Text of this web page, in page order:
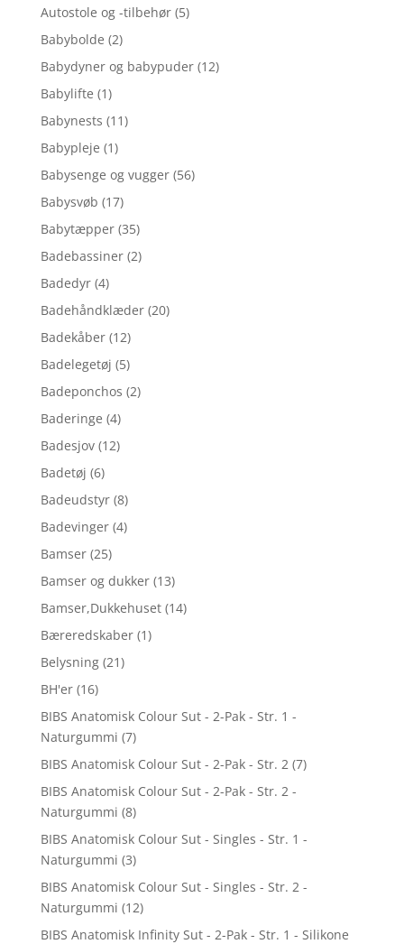
Autostole og -tilbehør (5)
Babybolde (2)
Babydyner og babypuder (12)
Babylifte (1)
Babynests (11)
Babypleje (1)
Babysenge og vugger (56)
Babysvøb (17)
Babytæpper (35)
Badebassiner (2)
Badedyr (4)
Badehåndklæder (20)
Badekåber (12)
Badelegetøj (5)
Badeponchos (2)
Baderinge (4)
Badesjov (12)
Badetøj (6)
Badeudstyr (8)
Badevinger (4)
Bamser (25)
Bamser og dukker (13)
Bamser,Dukkehuset (14)
Bæreredskaber (1)
Belysning (21)
BH'er (16)
BIBS Anatomisk Colour Sut - 2-Pak - Str. 1 -
Naturgummi (7)
BIBS Anatomisk Colour Sut - 2-Pak - Str. 2 (7)
BIBS Anatomisk Colour Sut - 2-Pak - Str. 2 -
Naturgummi (8)
BIBS Anatomisk Colour Sut - Singles - Str. 1 -
Naturgummi (3)
BIBS Anatomisk Colour Sut - Singles - Str. 2 -
Naturgummi (12)
BIBS Anatomisk Infinity Sut - 2-Pak - Str. 1 - Silikone